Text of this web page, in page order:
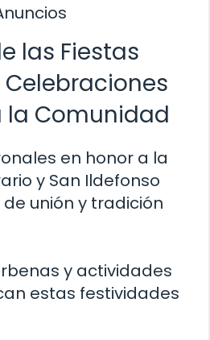
las Fiestas
Celebraciones
la Comunidad
en honor a la
y San Ildefonso
unión y tradición
y actividades
estas festividades